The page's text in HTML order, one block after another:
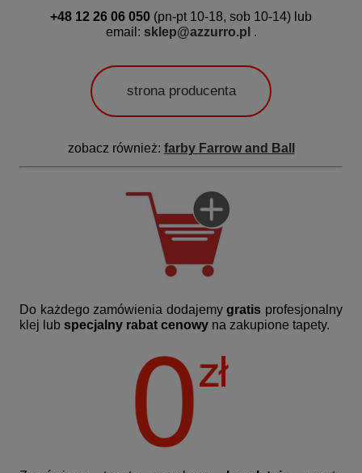
+48 12 26 06 050 (pn-pt 10-18, sob 10-14) lub
email: sklep@azzurro.pl .
strona producenta
zobacz również: farby Farrow and Ball
Do każdego zamówienia dodajemygratis profesjonalny
klej lub specjalny rabat cenowy na zakupione tapety.